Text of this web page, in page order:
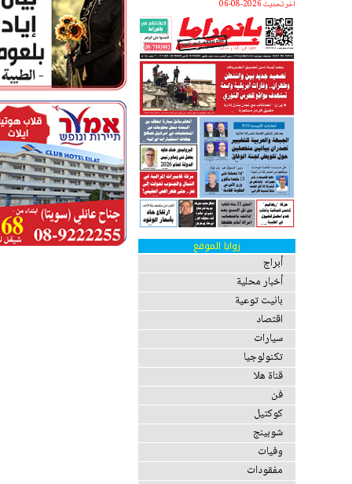
اخر تحديث 2026-08-06
زوايا الموقع
أبراج
أخبار محلية
بانيت توعية
اقتصاد
سيارات
تكنولوجيا
قناة هلا
فن
كوكتيل
شوبينج
وفيات
مفقودات